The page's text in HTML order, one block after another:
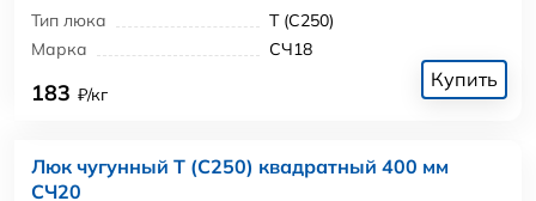
Тип люка
Т (С250)
Марка
СЧ18
183 ₽/кг
Купить
Люк чугунный Т (С250) квадратный 400 мм
СЧ20